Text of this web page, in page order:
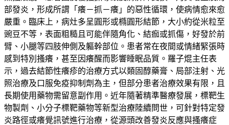
部發炎，形成所謂「癢－抓－癢」的惡性循環，使病情愈來愈
嚴重。臨床上，病灶多呈圓形或橢圓形結節，大小約從米粒至
豌豆不等，表面粗糙且可能伴隨角化、結痂或抓傷，好發於前
臂、小腿等四肢伸側及軀幹部位。患者常在夜間或情緒緊張時
感到特別搔癢，甚至因癢醒而影響睡眠品質。羅子焜主任表
示，過去結節性癢疹的治療方式以類固醇藥膏、局部注射、光
照治療及口服免疫抑制劑為主，但部分患者治療效果有限，且
長期使用藥物需留意副作用。近年隨著精準醫療發展，標靶生
物製劑、小分子標靶藥物等新型治療陸續問世，可針對特定發
炎路徑或癢覺訊號進行治療，從源頭改善發炎反應與搔癢症